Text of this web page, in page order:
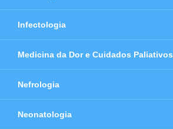
Infectologia
Medicina da Dor e Cuidados Paliativos
Nefrologia
Neonatologia